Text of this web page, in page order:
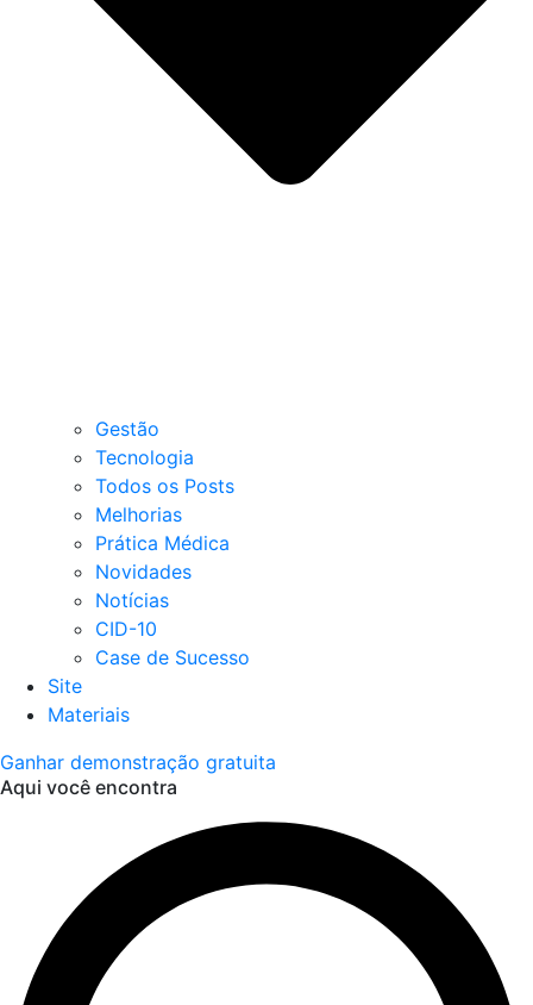
Gestão
Tecnologia
Todos os Posts
Melhorias
Prática Médica
Novidades
Notícias
CID-10
Case de Sucesso
Site
Materiais
Ganhar demonstração gratuita
Aqui você encontra